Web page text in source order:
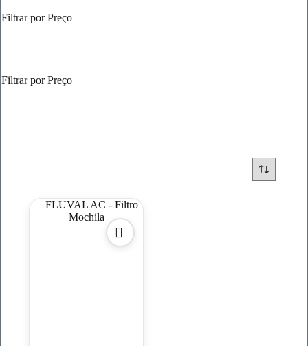
Filtrar por Preço
Filtrar por Preço